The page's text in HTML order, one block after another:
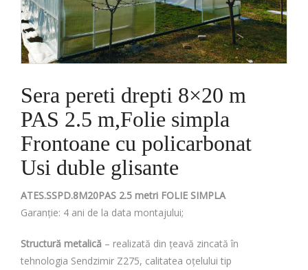
Sera pereti drepti 8×20 m
PAS 2.5 m,Folie simpla
Frontoane cu policarbonat
Usi duble glisante
ATES.SSPD.8M20PAS 2.5 metri FOLIE SIMPLA
Garanție: 4 ani de la data montajului;
Structură metalică – realizată din țeavă zincată în
tehnologia Sendzimir Z275, calitatea oțelului tip